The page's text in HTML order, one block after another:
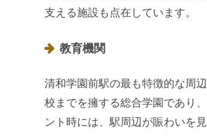
支える施設も点在しています。
教育機関
清和学園前駅の最も特徴的な周辺
校までを擁する総合学園であり
ント時には、駅周辺が賑わいを見